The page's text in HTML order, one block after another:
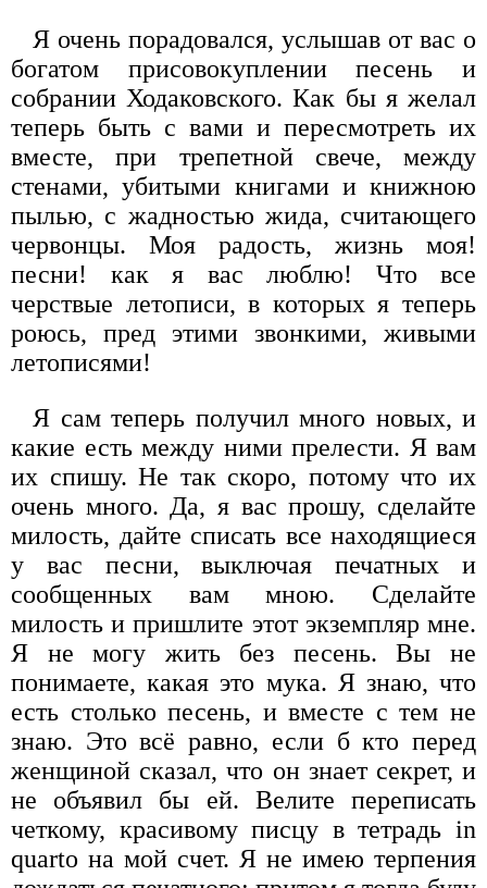
Я очень порадовался, услышав от вас о
богатом присовокуплении песень и
собрании Ходаковского. Как бы я желал
теперь быть с вами и пересмотреть их
вместе, при трепетной свече, между
стенами, убитыми книгами и книжною
пылью, с жадностью жида, считающего
червонцы. Моя радость, жизнь моя!
песни! как я вас люблю! Что все
черствые летописи, в которых я теперь
роюсь, пред этими звонкими, живыми
летописями!
Я сам теперь получил много новых, и
какие есть между ними прелести. Я вам
их спишу. Не так скоро, потому что их
очень много. Да, я вас прошу, сделайте
милость, дайте списать все находящиеся
у вас песни, выключая печатных и
сообщенных вам мною. Сделайте
милость и пришлите этот экземпляр мне.
Я не могу жить без песень. Вы не
понимаете, какая это мука. Я знаю, что
есть столько песень, и вместе с тем не
знаю. Это всё равно, если б кто перед
женщиной сказал, что он знает секрет, и
не объявил бы ей. Велите переписать
четкому, красивому писцу в тетрадь in
quarto на мой счет. Я не имею терпения